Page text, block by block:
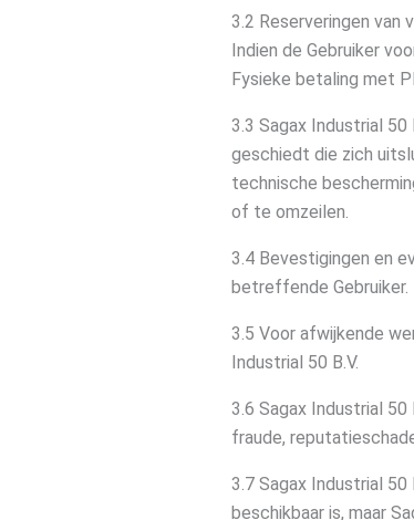
3.2 Reserveringen
Indien de Gebruiker
Fysieke betaling met
3.3 Sagax Industrial
geschiedt die zich
technische
of te omzeilen.
3.4 Bevestigingen en
betreffende
3.5 Voor afwijkende
Industrial 50 B.V.
3.6 Sagax Industrial 50
fraude,
3.7 Sagax Industrial
beschikbaar is, maar